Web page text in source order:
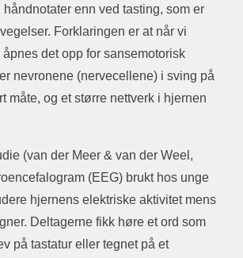
enn ved tasting, som er
Forklaringen er at når vi
det opp for sansemotorisk
nevronene (nervecellene) i sving på
måte, og et større nettverk i hjernen
(van der Meer & van der Weel,
(EEG) brukt hos unge
hjernens elektriske aktivitet mens
Deltagerne fikk høre et ord som
på tastatur eller tegnet på et